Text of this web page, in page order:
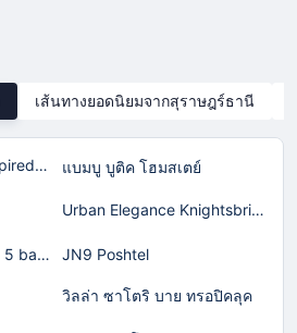
เส้นทางยอดนิยมจากสุราษฎร์ธานี
Authentic red Thai-inspired home in Laguna! แบมบู บูติค โฮมสเตย์
Urban Elegance Knightsbridge BTS Bearing
*Luxurious 5 bedroom 5 bathroom Gym Views v138 JN9 Poshtel
วิลล่า ซาโตริ บาย ทรอปิคลุค